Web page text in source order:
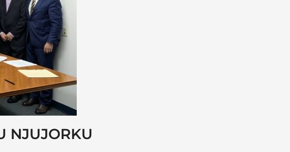
NJUJORKU